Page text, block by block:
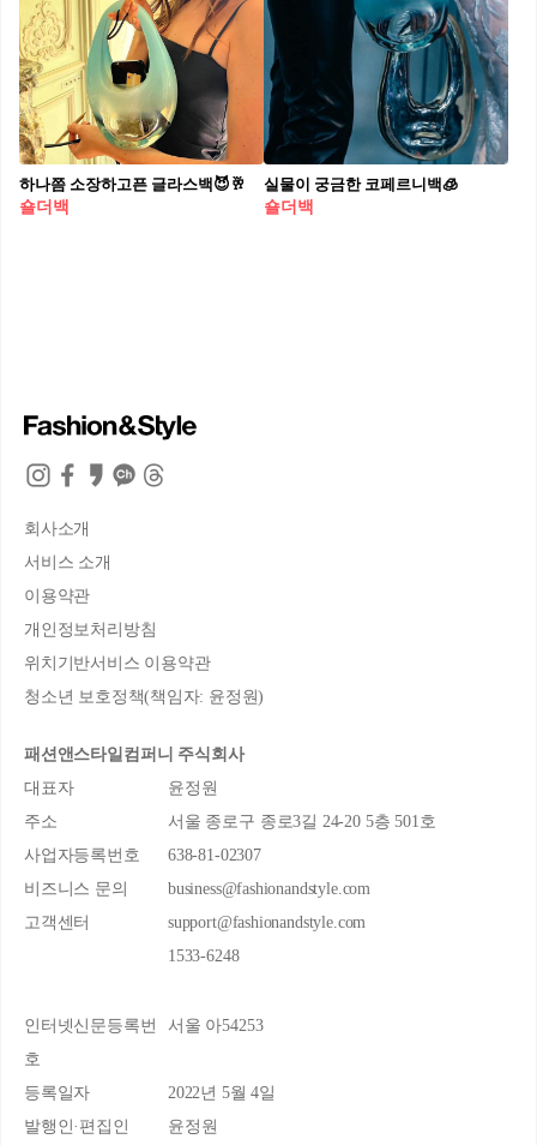
하나쯤 소장하고픈 글라스백😈🥂
숄더백
실물이 궁금한 코페르니백🧊
숄더백
회사소개
서비스 소개
이용약관
개인정보처리방침
위치기반서비스 이용약관
청소년 보호정책(책임자: 윤정원)
패션앤스타일컴퍼니 주식회사
대표자
윤정원
주소
서울 종로구 종로3길 24-20 5층 501호
사업자등록번호
638-81-02307
비즈니스 문의
business@fashionandstyle.com
고객센터
support@fashionandstyle.com
1533-6248
인터넷신문등록번
호
서울 아54253
등록일자
2022년 5월 4일
발행인·편집인
윤정원